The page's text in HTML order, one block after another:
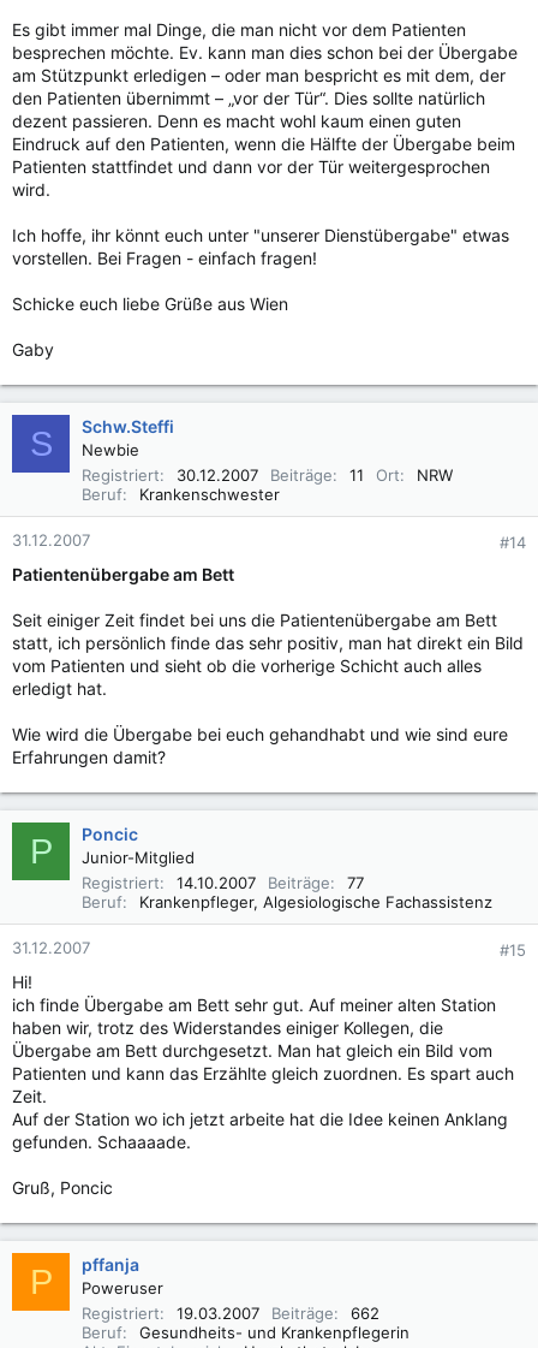
Es gibt immer mal Dinge, die man nicht vor dem Patienten
besprechen möchte. Ev. kann man dies schon bei der Übergabe
am Stützpunkt erledigen – oder man bespricht es mit dem, der
den Patienten übernimmt – „vor der Tür“. Dies sollte natürlich
dezent passieren. Denn es macht wohl kaum einen guten
Eindruck auf den Patienten, wenn die Hälfte der Übergabe beim
Patienten stattfindet und dann vor der Tür weitergesprochen
wird.
Ich hoffe, ihr könnt euch unter "unserer Dienstübergabe" etwas
vorstellen. Bei Fragen - einfach fragen!
Schicke euch liebe Grüße aus Wien
Gaby
S Schw.Steffi
Newbie
Registriert
30.12.2007 Beiträge 11 Ort
NRW
Beruf
Krankenschwester
31.12.2007 #14
Patientenübergabe am Bett
Seit einiger Zeit findet bei uns die Patientenübergabe am Bett
statt, ich persönlich finde das sehr positiv, man hat direkt ein Bild
vom Patienten und sieht ob die vorherige Schicht auch alles
erledigt hat.
Wie wird die Übergabe bei euch gehandhabt und wie sind eure
Erfahrungen damit?
P Poncic
Junior-Mitglied
Registriert
14.10.2007 Beiträge
77
Beruf
Krankenpfleger, Algesiologische Fachassistenz
31.12.2007 #15
Hi!
ich finde Übergabe am Bett sehr gut. Auf meiner alten Station
haben wir, trotz des Widerstandes einiger Kollegen, die
Übergabe am Bett durchgesetzt. Man hat gleich ein Bild vom
Patienten und kann das Erzählte gleich zuordnen. Es spart auch
Zeit.
Auf der Station wo ich jetzt arbeite hat die Idee keinen Anklang
gefunden. Schaaaade.
Gruß, Poncic
P pffanja
Poweruser
Registriert
19.03.2007 Beiträge
662
Beruf
Gesundheits- und Krankenpflegerin